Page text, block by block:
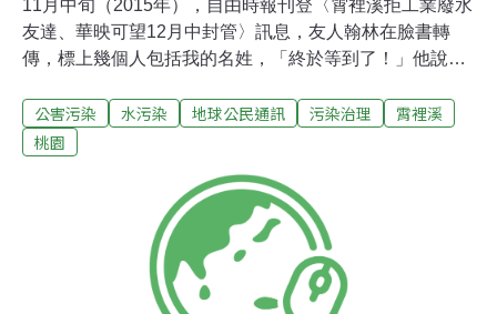
11月中旬（2015年），自由時報刊登〈霄裡溪拒工業廢水
友達、華映可望12月中封管〉訊息，友人翰林在臉書轉
傳，標上幾個人包括我的名姓，「終於等到了！」他說。
政大公行系教授杜文苓（註一）和她的助理許靜娟，得知
在桃園龍潭設廠的友達、華映兩家光電業者，竟從2001年
消息。新竹新埔鎮的居民因此染上怪病，村莊爆發錦鯉暴
斃、稻米歉收事件，三不五時還得開車上山載泉水以供生
活所需。霄裡溪，不僅育養夾岸農田，也是新埔鎮民飲食
盥洗仰賴的母親河，在它遭受污染前，應對台灣的川流分
級，更是難得的「甲級水體」。此分級意味的是，自戰後
公害污染 水污染 地球公民通訊 污染治理
霄裡溪
桃園